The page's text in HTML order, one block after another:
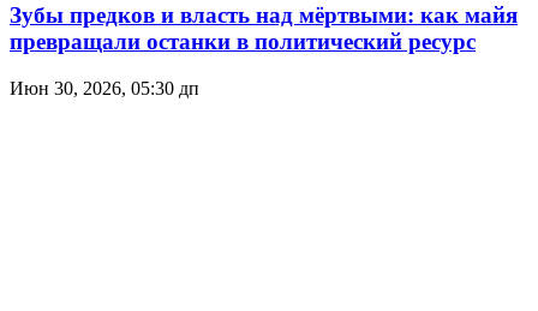
Зубы предков и власть над мёртвыми: как майя
превращали останки в политический ресурс
Июн 30, 2026, 05:30 дп